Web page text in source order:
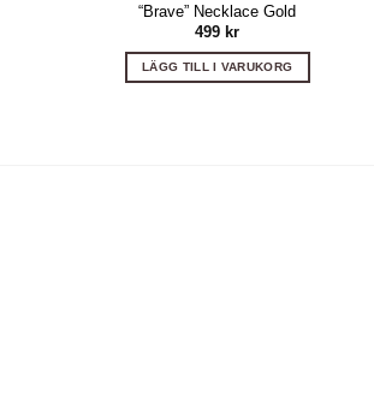
“Brave” Necklace Gold
499 kr
LÄGG TILL I VARUKORG